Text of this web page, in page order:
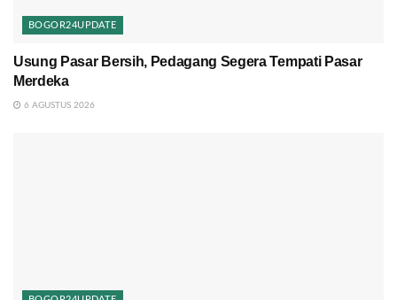
BOGOR24UPDATE
Usung Pasar Bersih, Pedagang Segera Tempati Pasar
Merdeka
6 AGUSTUS 2026